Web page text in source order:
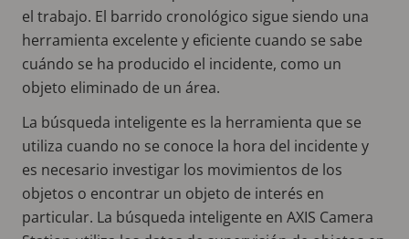
el trabajo. El barrido cronológico sigue siendo una
herramienta excelente y eficiente cuando se sabe
cuándo se ha producido el incidente, como un
objeto eliminado de un área.
La búsqueda inteligente es la herramienta que se
utiliza cuando no se conoce la hora del incidente y
es necesario investigar los movimientos de los
objetos o encontrar un objeto de interés en
particular. La búsqueda inteligente en AXIS Camera